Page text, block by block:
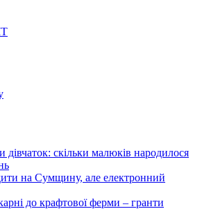
скільки малюків народилося
на Сумщину, але електронний
до крафтової ферми – гранти